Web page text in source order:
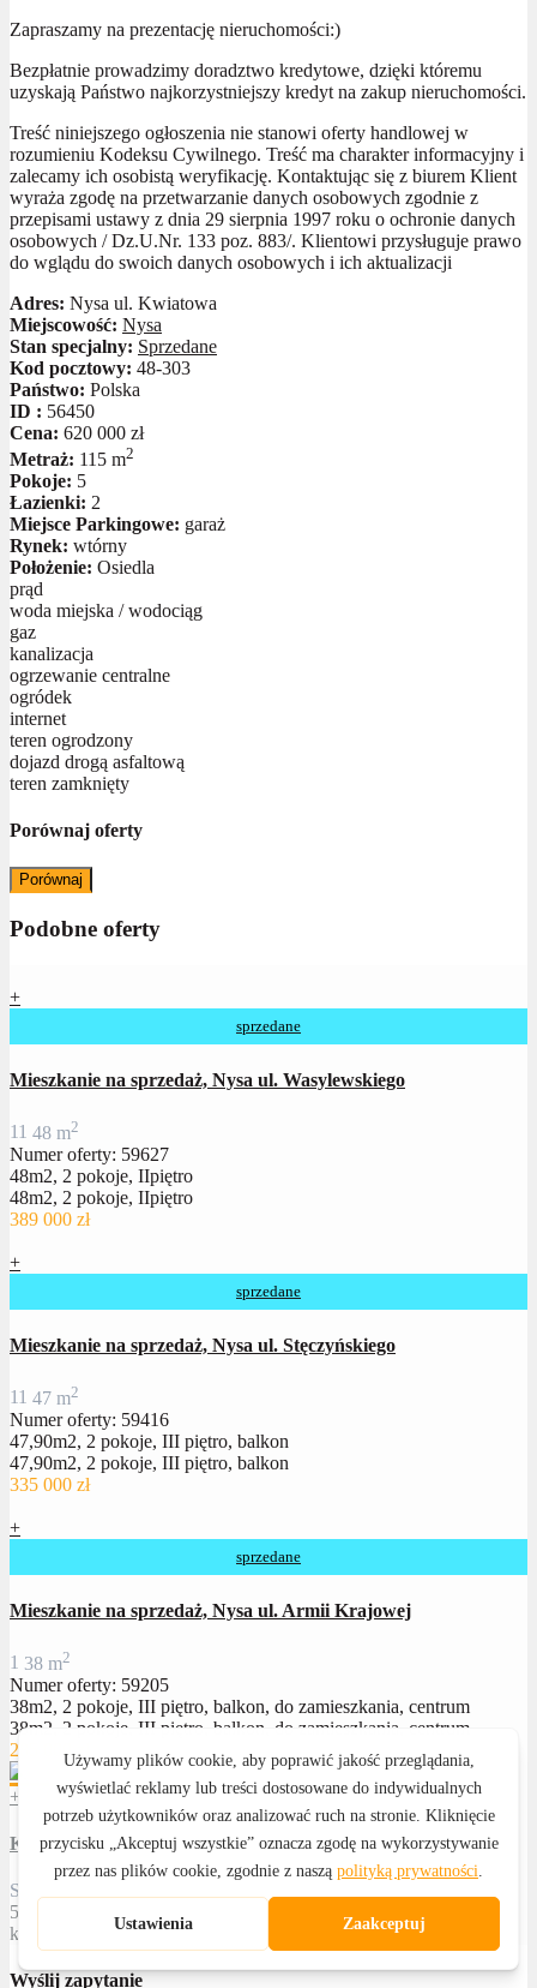
Zapraszamy na prezentację nieruchomości:)
Bezpłatnie prowadzimy doradztwo kredytowe, dzięki któremu
uzyskają Państwo najkorzystniejszy kredyt na zakup nieruchomości.
Treść niniejszego ogłoszenia nie stanowi oferty handlowej w
rozumieniu Kodeksu Cywilnego. Treść ma charakter informacyjny i
zalecamy ich osobistą weryfikację. Kontaktując się z biurem Klient
wyraża zgodę na przetwarzanie danych osobowych zgodnie z
przepisami ustawy z dnia 29 sierpnia 1997 roku o ochronie danych
osobowych / Dz.U.Nr. 133 poz. 883/. Klientowi przysługuje prawo
do wglądu do swoich danych osobowych i ich aktualizacji
Adres: Nysa ul. Kwiatowa
Miejscowość: Nysa
Stan specjalny: Sprzedane
Kod pocztowy: 48-303
Państwo: Polska
ID : 56450
Cena: 620 000 zł
Metraż: 115 m2
Pokoje: 5
Łazienki: 2
Miejsce Parkingowe: garaż
Rynek: wtórny
Położenie: Osiedla
prąd
woda miejska / wodociąg
gaz
kanalizacja
ogrzewanie centralne
ogródek
internet
teren ogrodzony
dojazd drogą asfaltową
teren zamknięty
Porównaj oferty
Porównaj
Podobne oferty
+
sprzedane
Mieszkanie na sprzedaż, Nysa ul. Wasylewskiego
11 48 m2
Numer oferty: 59627
48m2, 2 pokoje, IIpiętro
48m2, 2 pokoje, IIpiętro
389 000 zł
+
sprzedane
Mieszkanie na sprzedaż, Nysa ul. Stęczyńskiego
11 47 m2
Numer oferty: 59416
47,90m2, 2 pokoje, III piętro, balkon
47,90m2, 2 pokoje, III piętro, balkon
335 000 zł
+
sprzedane
Mieszkanie na sprzedaż, Nysa ul. Armii Krajowej
1 38 m2
Numer oferty: 59205
38m2, 2 pokoje, III piętro, balkon, do zamieszkania, centrum
38m2, 2 pokoje, III piętro, balkon, do zamieszkania, centrum
285 000 zł
+
Katarzyna Witkowska
Specjalista ds. nieruchomości
502 601 459
kwitkowska@royalhome24.pl
Wyślij zapytanie